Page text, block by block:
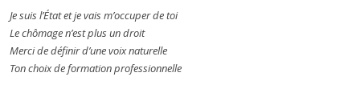
Je suis l’État et je vais m’occuper de toi
Le chômage n’est plus un droit
Merci de définir d’une voix naturelle
Ton choix de formation professionnelle